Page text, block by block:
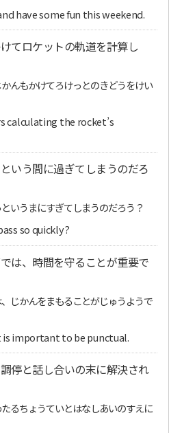
have some fun this weekend.
てロケットの軌道を計算し
んもかけてろけっとのきどうをけい
calculating the rocket’s
いう間に過ぎてしまうのだろ
いうまにすぎてしまうのだろう？
so quickly?
は、時間を守ることが重要で
じかんをまもることがじゅうようで
is important to be punctual.
停と話し合いの末に解決され
るちょうていとはなしあいのすえに